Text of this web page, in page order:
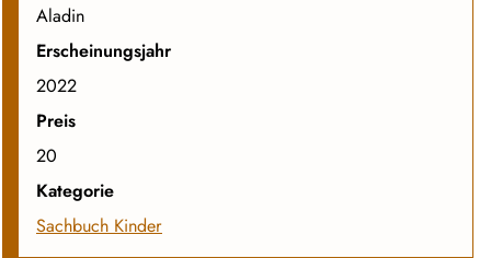
Aladin
Erscheinungsjahr
2022
Preis
20
Kategorie
Sachbuch Kinder